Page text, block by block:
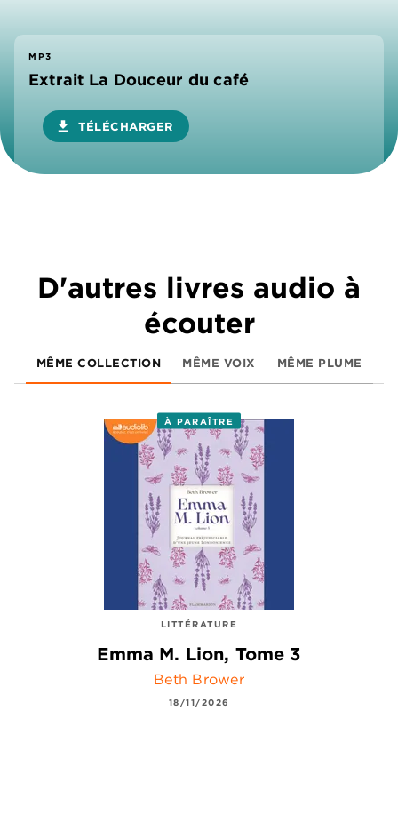
MP3
Extrait La Douceur du café
download TÉLÉCHARGER
D'autres livres audio à
écouter
MÊME COLLECTION MÊME VOIX MÊME PLUME
À PARAÎTRE
LITTÉRATURE
Emma M. Lion, Tome 3
Beth Brower
18/11/2026